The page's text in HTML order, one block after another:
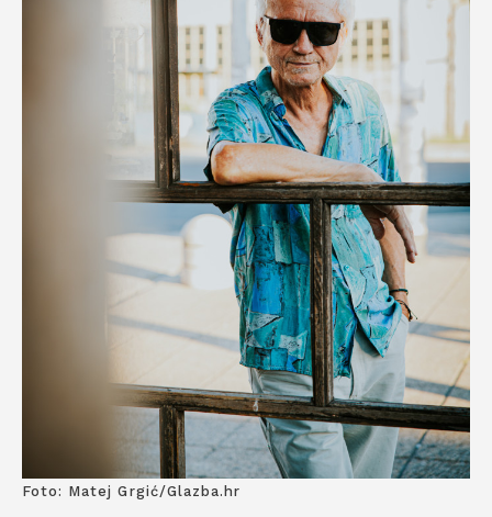
Foto: Matej Grgić/Glazba.hr